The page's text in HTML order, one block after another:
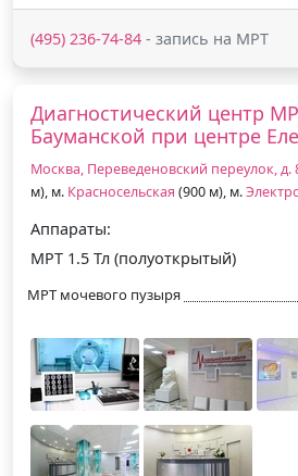
(495) 236-74-84 - запись на МРТ
Диагностический центр
Бауманской при центре
Москва, Переведеновский переулок, д.
м), м. Красносельская (900 м), м.
Аппараты:
МРТ 1.5 Тл (полуоткрытый)
МРТ мочевого пузыря